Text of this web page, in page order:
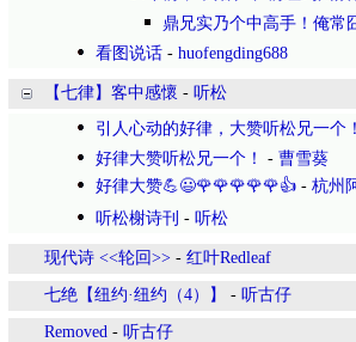
鼎兄实乃个中高手！俺常
看图说话 - huofengding688
【七律】客中感懷 - 听松
引人心动的好律，大赞听松兄一个！
好律大赞听松兄一个！
- 曹雪葵
好律大赞💪😃🌹🌹🌹🌹🌹👍 - 杭州
听松榭诗刊 - 听松
现代诗 <<轮回>> - 红叶Redleaf
七绝【纽约·纽约（4）】 - 听古仔
Removed - 听古仔